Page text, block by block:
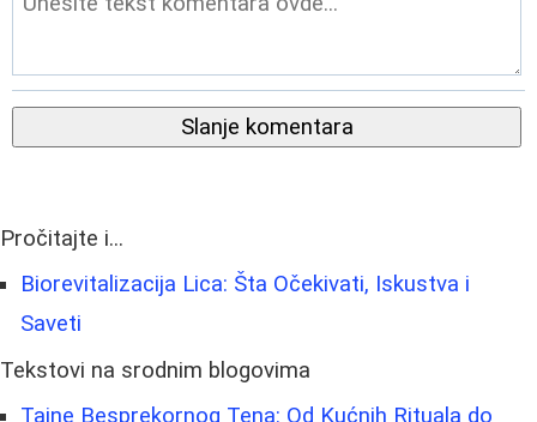
Slanje komentara
Pročitajte i...
Biorevitalizacija Lica: Šta Očekivati, Iskustva i
Saveti
Tekstovi na srodnim blogovima
Tajne Besprekornog Tenа: Od Kućnih Rituala do